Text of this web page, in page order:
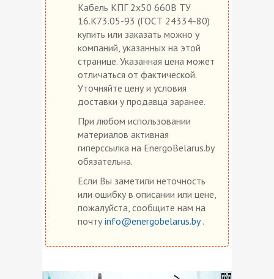
Кабель КПГ 2х50 660В ТУ
16.К73.05-93 (ГОСТ 24334-80)
купить или заказать можно у
компаний, указанных на этой
странице. Указанная цена может
отличаться от фактической.
Уточняйте цену и условия
доставки у продавца заранее.
При любом использовании
материалов активная
гиперссылка на EnergoBelarus.by
обязательна.
Если Вы заметили неточность
или ошибку в описании или цене,
пожалуйста, сообщите нам на
почту info@energobelarus.by.